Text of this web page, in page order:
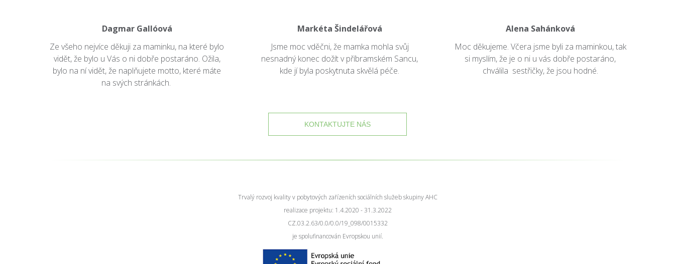
Dagmar Gallóová
Ze všeho nejvíce děkuji za maminku, na které bylo
vidět, že bylo u Vás o ni dobře postaráno. Ožila,
bylo na ní vidět, že naplňujete motto, které máte
na svých stránkách.
Markéta Šindelářová
Jsme moc vděčni, že mamka mohla svůj
nesnadný konec dožít v příbramském Sancu,
kde jí byla poskytnuta skvělá péče.
Alena Sahánková
Moc děkujeme. Včera jsme byli za maminkou, tak
si myslím, že je o ni u vás dobře postaráno,
chválila sestřičky, že jsou hodné.
KONTAKTUJTE NÁS
Trvalý rozvoj kvality v pobytových zařízeních sociálních služeb skupiny AHC
realizace projektu: 1.4.2020 - 31.3.2022
CZ.03.2.63/0.0/0.0/19_098/0015332
je spolufinancován Evropskou unií.